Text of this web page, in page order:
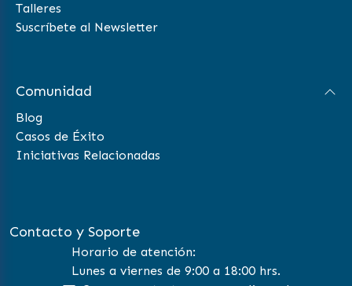
Talleres
Suscríbete al Newsletter
Comunidad
Blog
Casos de Éxito
Iniciativas Relacionadas
Contacto y Soporte
Horario de atención:
Lunes a viernes de 9:00 a 18:00 hrs.